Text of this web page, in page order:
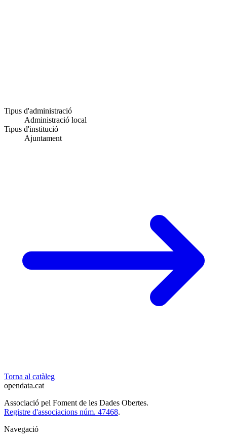
Tipus d'administració
Administració local
Tipus d'institució
Ajuntament
Torna al catàleg
opendata.cat
Associació pel Foment de les Dades Obertes.
Registre d'associacions núm. 47468.
Navegació